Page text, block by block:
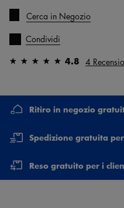
Cerca in Negozio
Condividi
4.8 4
Ritiro in negozio
Spedizione gratuita
Reso gratuito per i